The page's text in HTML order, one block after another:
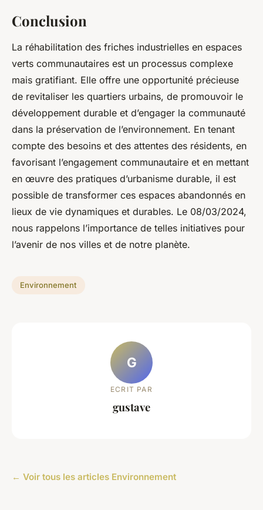
Conclusion
La réhabilitation des friches industrielles en espaces
verts communautaires est un processus complexe
mais gratifiant. Elle offre une opportunité précieuse
de revitaliser les quartiers urbains, de promouvoir le
développement durable et d’engager la communauté
dans la préservation de l’environnement. En tenant
compte des besoins et des attentes des résidents, en
favorisant l’engagement communautaire et en mettant
en œuvre des pratiques d’urbanisme durable, il est
possible de transformer ces espaces abandonnés en
lieux de vie dynamiques et durables. Le 08/03/2024,
nous rappelons l’importance de telles initiatives pour
l’avenir de nos villes et de notre planète.
Environnement
G
ECRIT PAR
gustave
← Voir tous les articles Environnement